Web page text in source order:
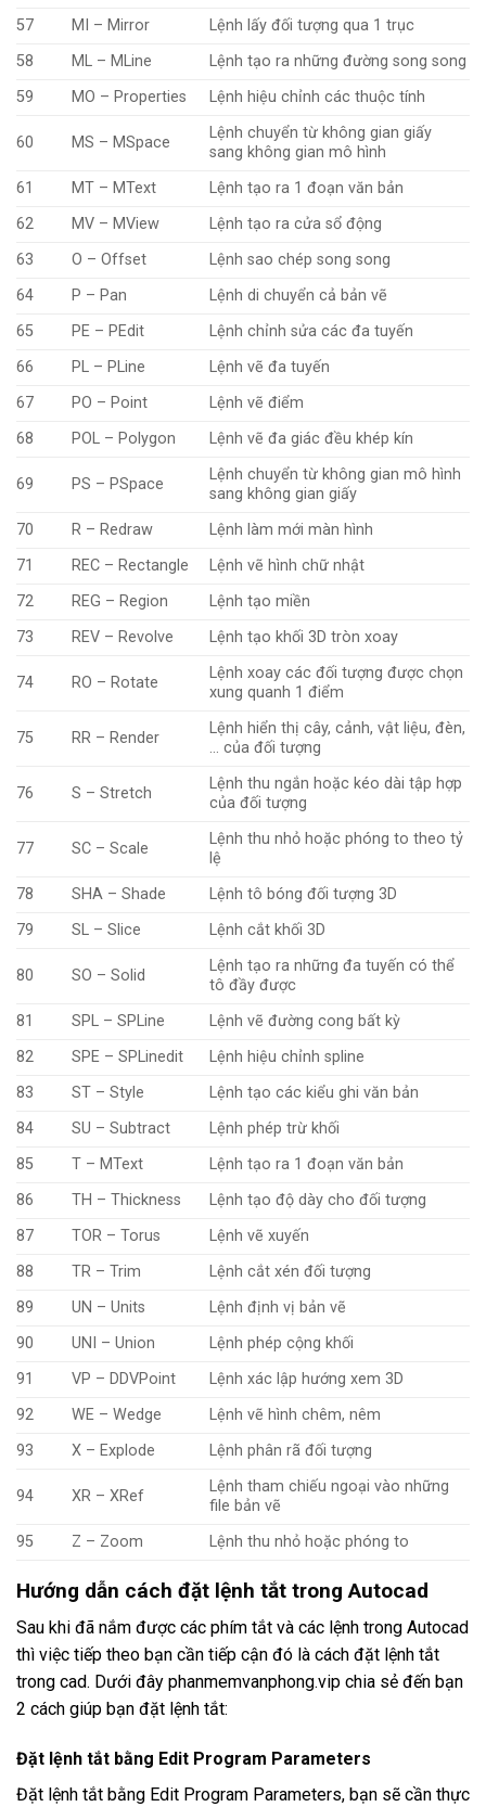
57
MI – Mirror
Lệnh lấy đối tượng qua 1 trục
58
ML – MLine
Lệnh tạo ra những đường song song
59
MO – Properties Lệnh hiệu chỉnh các thuộc tính
60 MS – MSpace
Lệnh chuyển từ không gian giấy
sang không gian mô hình
61
MT – MText
Lệnh tạo ra 1 đoạn văn bản
62
MV – MView
Lệnh tạo ra cửa sổ động
63
O – Offset
Lệnh sao chép song song
64
P – Pan
Lệnh di chuyển cả bản vẽ
65
PE – PEdit
Lệnh chỉnh sửa các đa tuyến
66
PL – PLine
Lệnh vẽ đa tuyến
67
PO – Point
Lệnh vẽ điểm
68
POL – Polygon Lệnh vẽ đa giác đều khép kín
69 PS – PSpace
Lệnh chuyển từ không gian mô hình
sang không gian giấy
70
R – Redraw
Lệnh làm mới màn hình
71
REC – Rectangle
Lệnh vẽ hình chữ nhật
72
REG – Region
Lệnh tạo miền
73
REV – Revolve Lệnh tạo khối 3D tròn xoay
74 RO – Rotate
Lệnh xoay các đối tượng được chọn
xung quanh 1 điểm
75 RR – Render
Lệnh hiển thị cây, cảnh, vật liệu, đèn,
… của đối tượng
76 S – Stretch
Lệnh thu ngắn hoặc kéo dài tập hợp
của đối tượng
77 SC – Scale
Lệnh thu nhỏ hoặc phóng to theo tỷ
lệ
78
SHA – Shade
Lệnh tô bóng đối tượng 3D
79
SL – Slice Lệnh cắt khối 3D
80 SO – Solid
Lệnh tạo ra những đa tuyến có thể
tô đầy được
81
SPL – SPLine
Lệnh vẽ đường cong bất kỳ
82
SPE – SPLinedit
Lệnh hiệu chỉnh spline
83
ST – Style
Lệnh tạo các kiểu ghi văn bản
84
SU – Subtract
Lệnh phép trừ khối
85
T – MText
Lệnh tạo ra 1 đoạn văn bản
86
TH – Thickness
Lệnh tạo độ dày cho đối tượng
87
TOR – Torus
Lệnh vẽ xuyến
88
TR – Trim
Lệnh cắt xén đối tượng
89
UN – Units
Lệnh định vị bản vẽ
90
UNI – Union
Lệnh phép cộng khối
91
VP – DDVPoint
Lệnh xác lập hướng xem 3D
92
WE – Wedge
Lệnh vẽ hình chêm, nêm
93
X – Explode Lệnh phân rã đối tượng
94 XR – XRef
Lệnh tham chiếu ngoại vào những
file bản vẽ
95
Z – Zoom Lệnh thu nhỏ hoặc phóng to
Hướng dẫn cách đặt lệnh tắt trong Autocad
Sau khi đã nắm được các phím tắt và các lệnh trong Autocad
thì việc tiếp theo bạn cần tiếp cận đó là cách đặt lệnh tắt
trong cad. Dưới đây phanmemvanphong.vip chia sẻ đến bạn
2 cách giúp bạn đặt lệnh tắt:
Đặt lệnh tắt bằng Edit Program Parameters
Đặt lệnh tắt bằng Edit Program Parameters, bạn sẽ cần thực